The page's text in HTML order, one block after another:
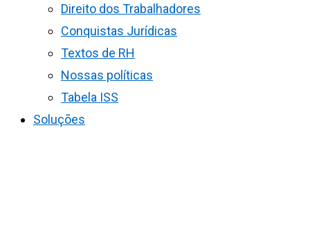
Direito dos Trabalhadores
Conquistas Jurídicas
Textos de RH
Nossas políticas
Tabela ISS
Soluções